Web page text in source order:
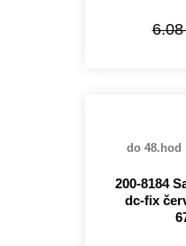
6.08
do 48.hod
200-8184
dc-fix